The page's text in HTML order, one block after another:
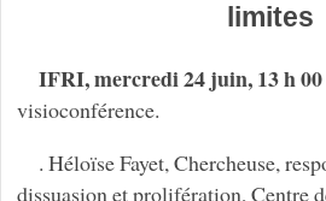
limites
IFRI, mercredi 24 juin, 13 h 00
visioconférence.
. Héloïse Fayet, Chercheuse,
dissuasion et prolifération, Centre